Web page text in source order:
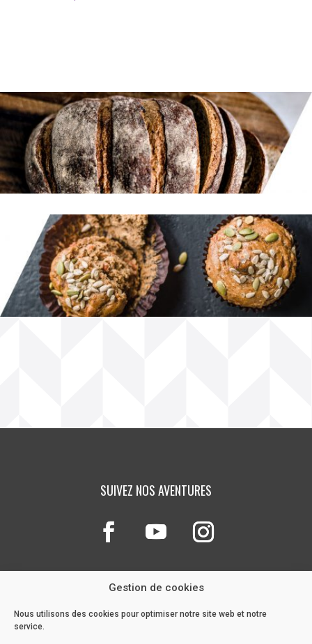
Gestion de cookies
Nous utilisons des cookies pour optimiser notre site web et notre
service.
SUIVEZ NOS AVENTURES